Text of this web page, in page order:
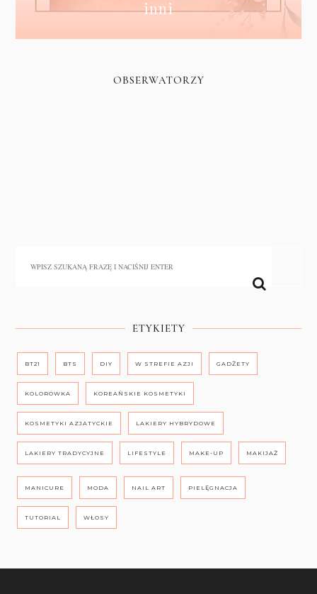
inni
OBSERWATORZY
ETYKIETY
BT21 BTS DIY W STREFIE AZJI GADŻETY
KOLORÓWKA KOREAŃSKIE KOSMETYKI
KOSMETYKI AZJATYCKIE LAKIERY HYBRYDOWE
LAKIERY TRADYCYJNE LIFESTYLE MAKE-UP MAKIJAŻ
MANICURE MODA NAIL ART PIELĘGNACJA
TUTORIAL WŁOSY